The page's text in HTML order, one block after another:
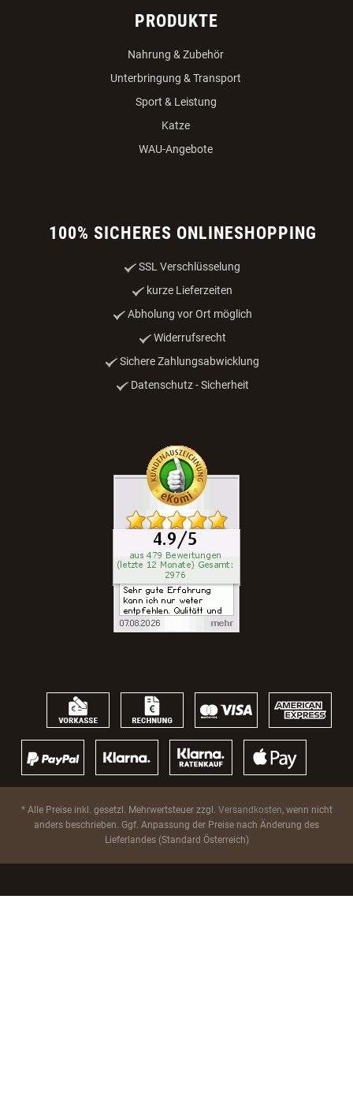
PRODUKTE
Nahrung & Zubehör
Unterbringung & Transport
Sport & Leistung
Katze
WAU-Angebote
100% SICHERES ONLINESHOPPING
SSL Verschlüsselung
kurze Lieferzeiten
Abholung vor Ort möglich
Widerrufsrecht
Sichere Zahlungsabwicklung
Datenschutz - Sicherheit
* Alle Preise inkl. gesetzl. Mehrwertsteuer zzgl. Versandkosten, wenn nicht
anders beschrieben. Ggf. Anpassung der Preise nach Änderung des
Lieferlandes (Standard Österreich)